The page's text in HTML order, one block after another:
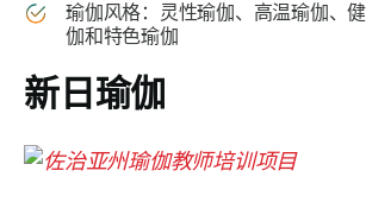
瑜伽风格：灵性瑜伽、高温瑜伽、
伽和特色瑜伽
新日瑜伽